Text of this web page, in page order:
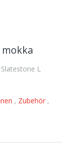
L
, Zubehör ,